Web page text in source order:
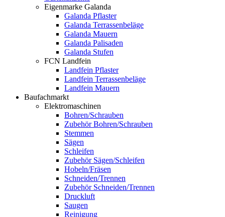
Eigenmarke Galanda
Galanda Pflaster
Galanda Terrassenbeläge
Galanda Mauern
Galanda Palisaden
Galanda Stufen
FCN Landfein
Landfein Pflaster
Landfein Terrassenbeläge
Landfein Mauern
Baufachmarkt
Elektromaschinen
Bohren/Schrauben
Zubehör Bohren/Schrauben
Stemmen
Sägen
Schleifen
Zubehör Sägen/Schleifen
Hobeln/Fräsen
Schneiden/Trennen
Zubehör Schneiden/Trennen
Druckluft
Saugen
Reinigung